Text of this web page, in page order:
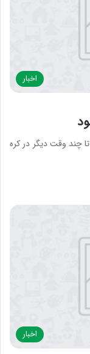
اخبار
به نظر می رسد که گلکسی نوت ۷ ریفربیشد یا FE تا چند وقت دیگر در کره
اخبار